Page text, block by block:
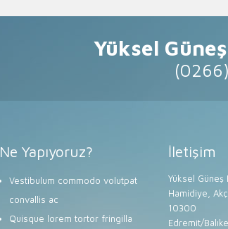
Yüksel
Ne Yapıyoruz?
Vestibulum commodo volutpat
convallis ac
Quisque lorem tortor fringilla
İletişim
Yüksel
Hamidiye,
10300
Edremit/